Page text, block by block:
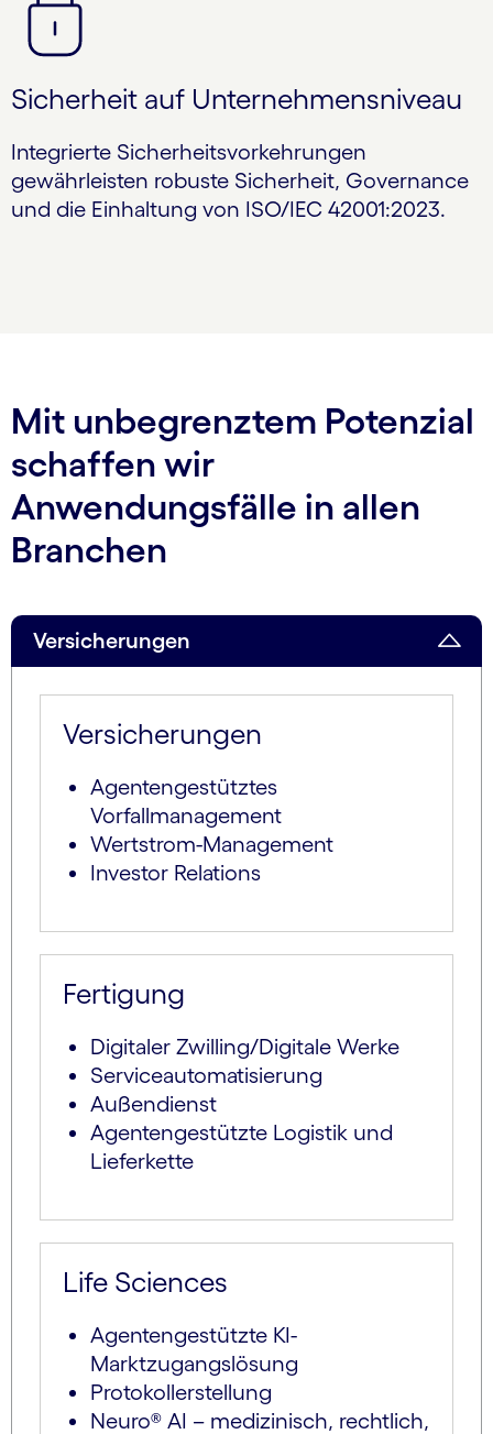
Sicherheit auf Unternehmensniveau
Integrierte Sicherheitsvorkehrungen
gewährleisten robuste Sicherheit, Governance
und die Einhaltung von ISO/IEC 42001:2023.
Mit unbegrenztem Potenzial
schaffen wir
Anwendungsfälle in allen
Branchen
Versicherungen
Versicherungen
Agentengestütztes
Vorfallmanagement
Wertstrom-Management
Investor Relations
Fertigung
Digitaler Zwilling/Digitale Werke
Serviceautomatisierung
Außendienst
Agentengestützte Logistik und
Lieferkette
Life Sciences
Agentengestützte KI-
Marktzugangslösung
Protokollerstellung
Neuro® AI – medizinisch, rechtlich,